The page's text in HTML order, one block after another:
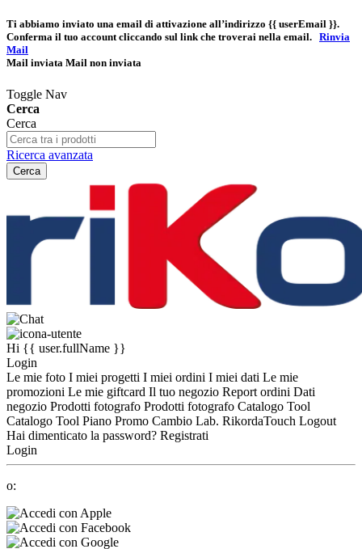
Ti abbiamo inviato una email di attivazione all’indirizzo {{ userEmail }}.
Conferma il tuo account cliccando sul link che troverai nella email. Rinvia
Mail
Mail inviata Mail non inviata
Toggle Nav
Cerca
Cerca
Ricerca avanzata
Cerca
Hi {{ user.fullName }}
Login
Le mie foto I miei progetti I miei ordini I miei dati Le mie
promozioni Le mie giftcard Il tuo negozio Report ordini Dati
negozio Prodotti fotografo Prodotti fotografo Catalogo Tool
Catalogo Tool Piano Promo Cambio Lab. RikordaTouch Logout
Hai dimenticato la password? Registrati
Login
o: